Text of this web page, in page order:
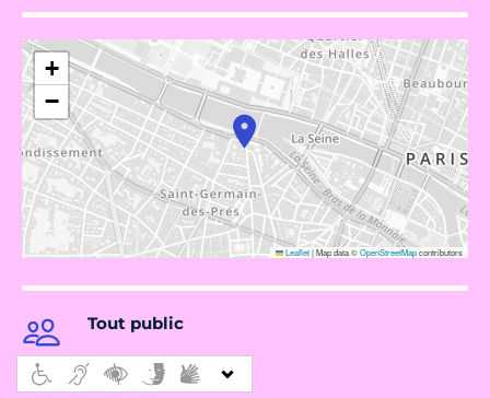
+
−
Leaflet|Map data ©OpenStreetMapcontributors
Tout public